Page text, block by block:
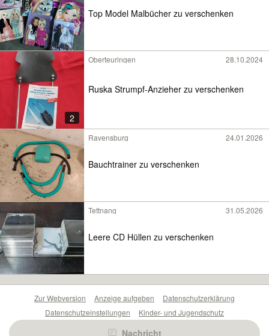
Top Model Malbücher zu verschenken
2
Oberteuringen 28.10.2024
Ruska Strumpf-Anzieher zu verschenken
Ravensburg 24.01.2026
Bauchtrainer zu verschenken
Tettnang 31.05.2026
Leere CD Hüllen zu verschenken
Nachricht
Zur Webversion Anzeige aufgeben
Datenschutzerklärung
Datenschutzeinstellungen
Kinder- und Jugendschutz
Barrierefreiheitserklärung